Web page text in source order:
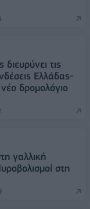
τις
Ελλάδας-
δρομολόγιο
γαλλική
στη